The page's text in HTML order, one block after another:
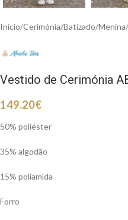
Início Cerimónia Batizado Menina
Vestido de Cerimónia
149.20€
50% poliéster
35% algodão
15% poliamida
Forro